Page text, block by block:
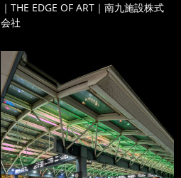
｜THE EDGE OF ART｜南九施設株式
会社